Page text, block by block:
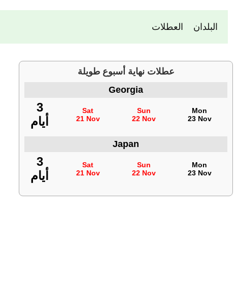
العطلات البلدان
عطلات نهاية أسبوع طويلة
Georgia
3
أيام
Sat
21 Nov
Sun
22 Nov
Mon
23 Nov
Japan
3
أيام
Sat
21 Nov
Sun
22 Nov
Mon
23 Nov